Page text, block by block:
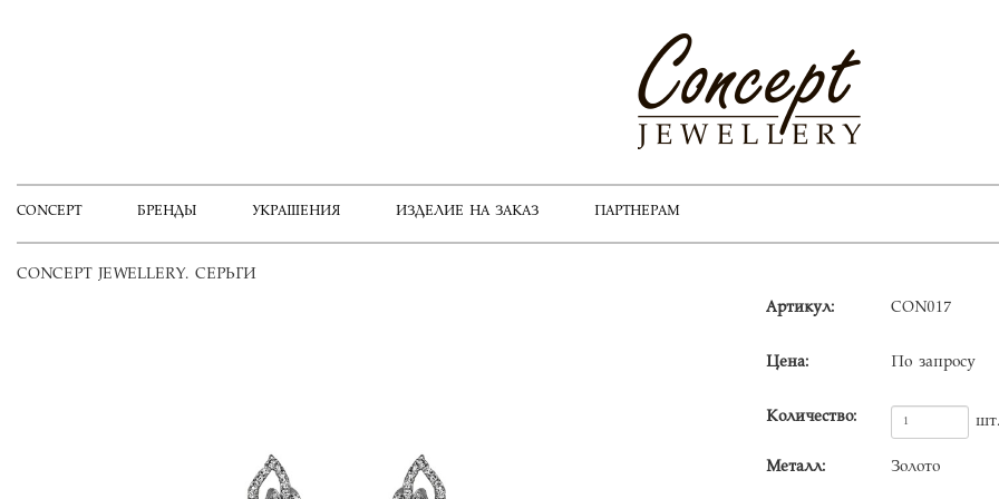
CONCEPT БРЕНДЫ УКРАШЕНИЯ ИЗДЕЛИЕ НА ЗАКАЗ ПАРТНЕРАМ
CONCEPT JEWELLERY. СЕРЬГИ
Артикул: CON017
Цена: По запросу
Количество: шт.
Металл: Золото